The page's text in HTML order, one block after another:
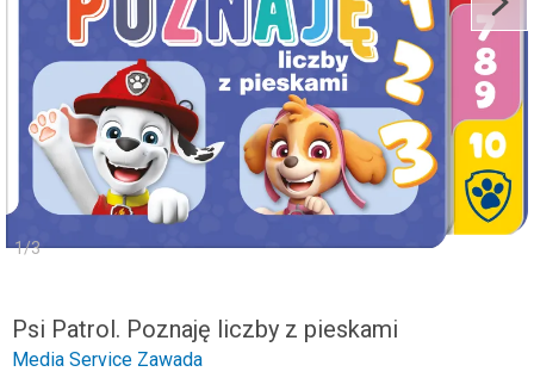
1/3
Psi Patrol. Poznaję liczby z pieskami
Media Service Zawada